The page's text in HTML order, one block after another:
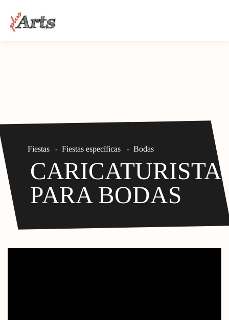
Fiestas - Fiestas específicas - Bodas
CARICATURISTA
PARA BODAS